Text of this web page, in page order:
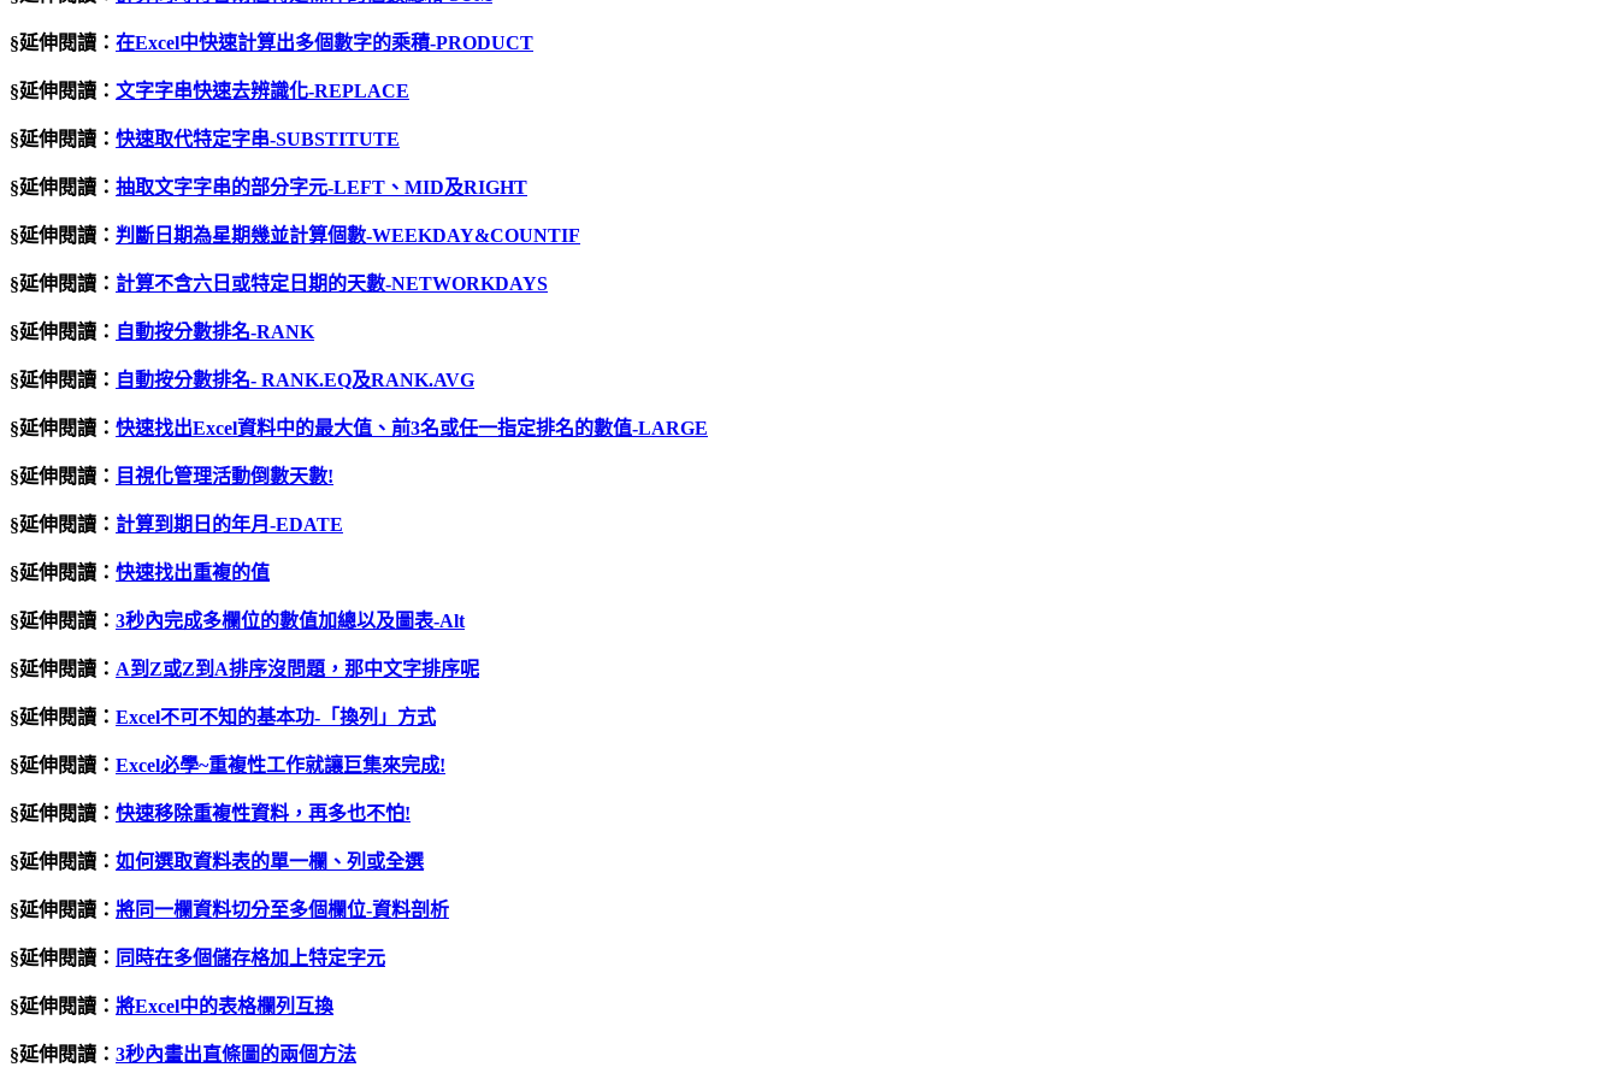
§延伸閱讀： 在Excel中快速計算出多個數字的乘積-PRODUCT
§延伸閱讀： 文字字串快速去辨識化-REPLACE
§延伸閱讀： 快速取代特定字串-SUBSTITUTE
§延伸閱讀： 抽取文字字串的部分字元-LEFT、MID及RIGHT
§延伸閱讀： 判斷日期為星期幾並計算個數-WEEKDAY&COUNTIF
§延伸閱讀： 計算不含六日或特定日期的天數-NETWORKDAYS
§延伸閱讀： 自動按分數排名-RANK
§延伸閱讀： 自動按分數排名- RANK.EQ及RANK.AVG
§延伸閱讀： 快速找出Excel資料中的最大值、前3名或任一指定排名的數值-LARGE
§延伸閱讀： 目視化管理活動倒數天數!
§延伸閱讀： 計算到期日的年月-EDATE
§延伸閱讀： 快速找出重複的值
§延伸閱讀： 3秒內完成多欄位的數值加總以及圖表-Alt
§延伸閱讀： A到 Z或Z到 A排序沒問題，那中文字排序呢
§延伸閱讀： Excel不可不知的基本功- 「換列」方式
§延伸閱讀： Excel必學~重複性工作就讓巨集來完成!
§延伸閱讀： 快速移除重複性資料，再多也不怕!
§延伸閱讀： 如何選取資料表的單一欄、列或全選
§延伸閱讀： 將同一欄資料切分至多個欄位-資料剖析
§延伸閱讀： 同時在多個儲存格加上特定字元
§延伸閱讀： 將Excel中的表格欄列互換
§延伸閱讀： 3秒內畫出直條圖的兩個方法